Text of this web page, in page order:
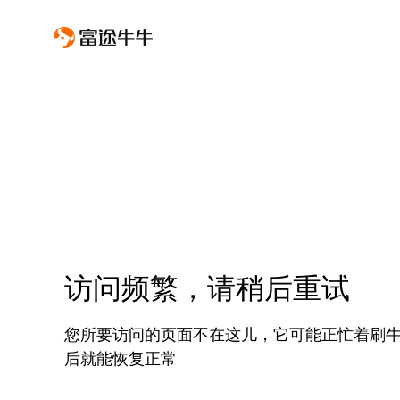
访问频繁，请稍后重试
您所要访问的页面不在这儿，它可能正忙着刷
后就能恢复正常